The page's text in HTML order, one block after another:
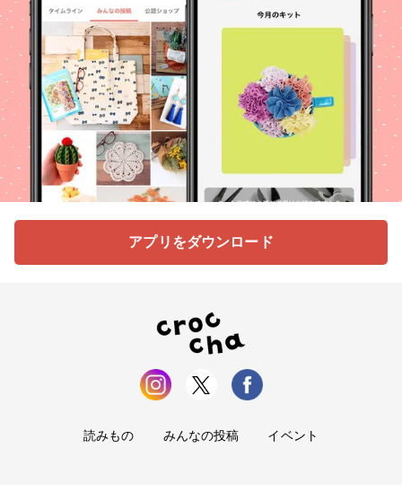
アプリをダウンロード
読みもの みんなの投稿 イベント